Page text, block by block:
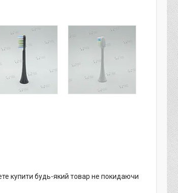
купити будь-який товар не покидаючи